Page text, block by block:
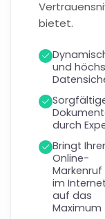
bietet.
und
durch
Bringt
Online-
Markenruf
im Internet
auf das
Maximum